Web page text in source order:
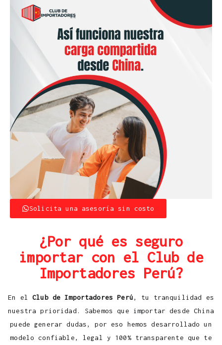
Solicita una asesoría sin costo
¿Por qué es seguro
importar con el Club de
Importadores Perú?
En elClub de Importadores Perú, tu tranquilidad es
nuestra prioridad. Sabemos que importar desde China
puede generar dudas, por eso hemos desarrollado un
modelo confiable, legal y 100% transparente que te